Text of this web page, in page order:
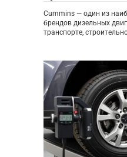
Cummins — один из
брендов дизельных
транспорте,